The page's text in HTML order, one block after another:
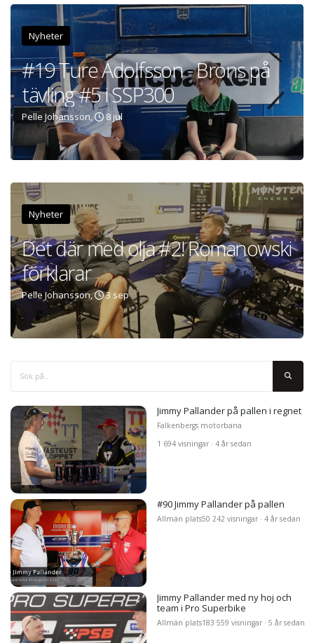
Jimmy Pallander på pallen i regnet
Falkenbergs motorbana
1 694 visningar · 4 år sedan
#90 Jimmy Pallander på pallen
Allmän plats50 242 visningar · 4 år sedan
Jimmy Pallander med ny hoj och
team i Pro Superbike
Allmän plats183 559 visningar · 5 år sedan
Nyheter
#19 Ture Adolfsson - Brons på
tävling #5 i SSP300
Pelle Johansson, 8 jul
Nyheter
Det där med olja #2! Romanowski
förklarar
Pelle Johansson, 3 sep